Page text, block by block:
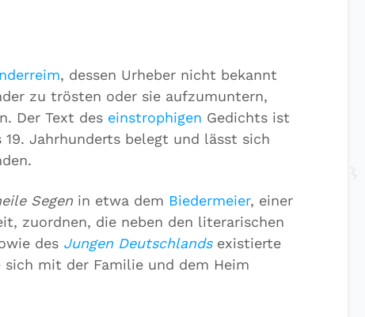
, dessen Urheber nicht bekannt
zu trösten oder sie aufzumuntern,
Der Text des einstrophigen Gedichts ist
Jahrhunderts belegt und lässt sich
Segen in etwa dem Biedermeier, einer
zuordnen, die neben den literarischen
des Jungen Deutschlandsexistierte
mit der Familie und dem Heim